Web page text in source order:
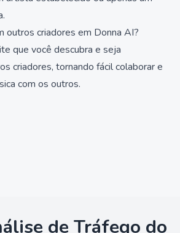
outros criadores em Donna AI?
que você descubra e seja
criadores, tornando fácil colaborar e
com os outros.
de Tráfego do